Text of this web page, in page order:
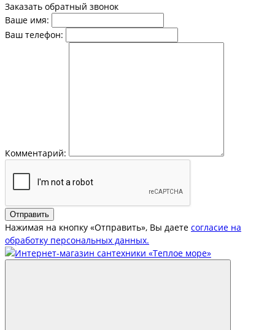
Заказать обратный звонок
Ваше имя:
Ваш телефон:
Комментарий:
Отправить
Нажимая на кнопку «Отправить», Вы даете согласие на
обработку персональных данных.